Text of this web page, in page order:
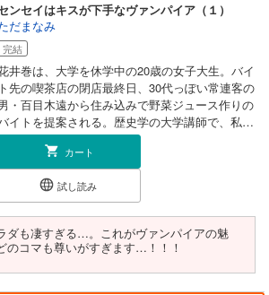
ンセイはキスが下手なヴァンパイア（１）
だまなみ
完結
井巻は、大学を休学中の20歳の女子大生。バイ
ト先の喫茶店の閉店最終日、30代っぽい常連客の
・百目木遠から住み込みで野菜ジュース作りの
イトを提案される。歴史学の大学講師で、私生
も謎めいた遠との同居生活で貞操の危機を感じ
た彼女は、牽制のため年上との恋愛は興味なしと
い張るのだったが、事故に遭った彼を救ったこ
とから、彼が300歳以上歳の離れたヴァンパイア
と知ってしまうが？ イケメン・ヴァンパイア
１巻！
カート
試し読み
ダも凄すぎる…。これがヴァンパイアの魅
のコマも尊いがすぎます…！！！